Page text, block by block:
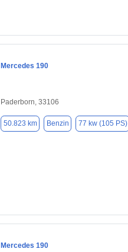
Mercedes 190
Paderborn, 33106
50.823 km Benzin 77 kw (105 PS)
Mercedes 190